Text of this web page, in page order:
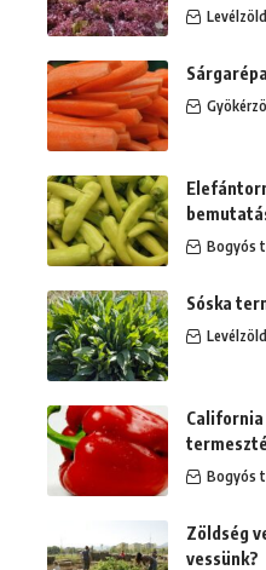
Bogyós
Sóska
Bogyós
Zöldség
vessünk?